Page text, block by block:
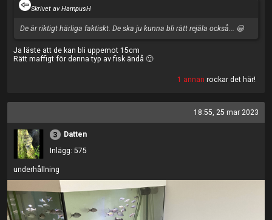
Skrivet av HampusH
De är riktigt härliga faktiskt. De ska ju kunna bli rätt rejäla också... 😀
Ja läste att de kan bli uppemot 15cm
Rätt maffigt för denna typ av fisk ändå 🙂
1 annan rockar det här!
18:55, 25 mar 2023
3
Datten
Inlägg: 575
underhållning